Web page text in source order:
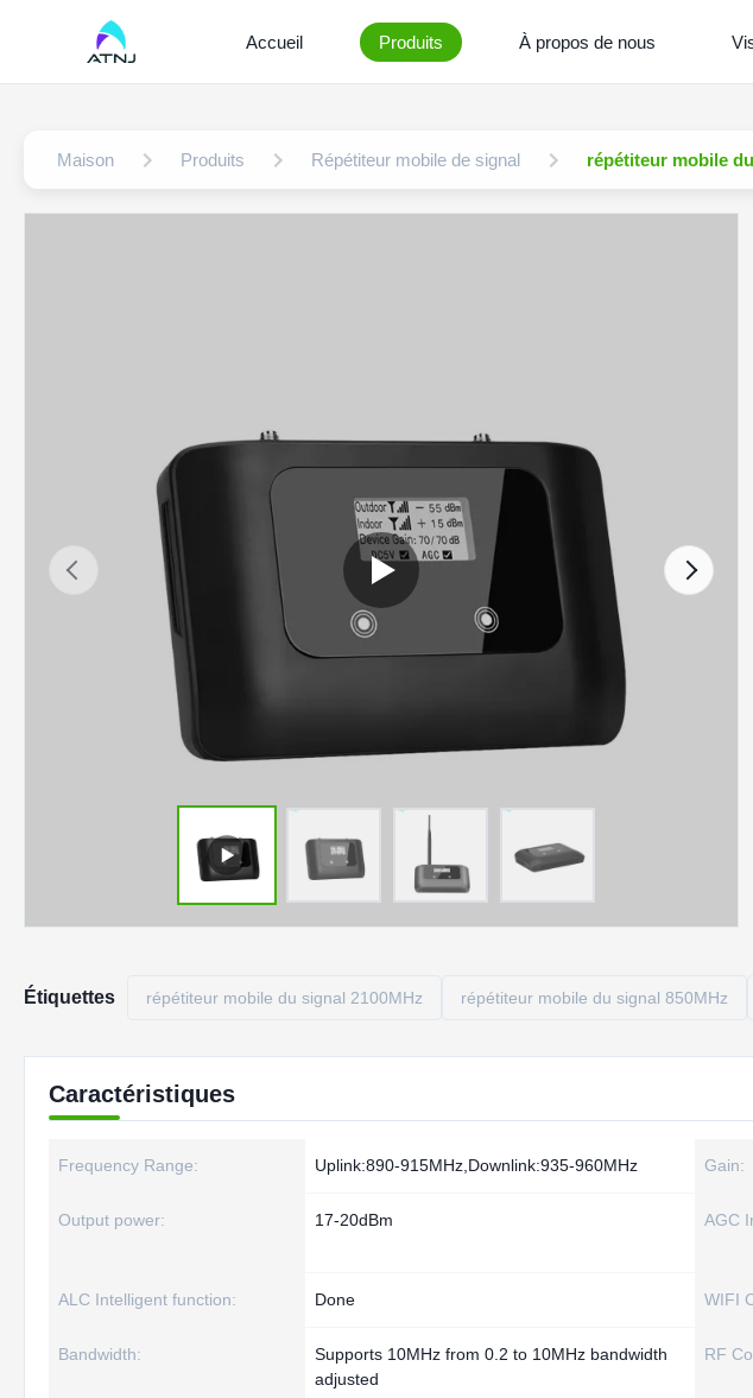
Accueil Produits À propos de nous
Maison Produits Répétiteur mobile de signal répétiteur mobile
Étiquettes répétiteur mobile du signal 2100MHz répétiteur mobile du signal 850MHz
Caractéristiques
Frequency Range: Uplink:890-915MHz,Downlink:935-960MHz Gain:
Output power: 17-20dBm AGC
ALC Intelligent function: Done WIFI
Bandwidth:
Supports 10MHz from 0.2 to 10MHz bandwidth
adjusted
RF